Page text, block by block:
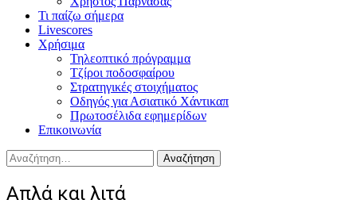
Τι παίζω σήμερα
Livescores
Χρήσιμα
Τηλεοπτικό πρόγραμμα
Τζίροι ποδοσφαίρου
Στρατηγικές στοιχήματος
Οδηγός για Ασιατικό Χάντικαπ
Πρωτοσέλιδα εφημερίδων
Επικοινωνία
Αναζήτηση
για:
Απλά και λιτά